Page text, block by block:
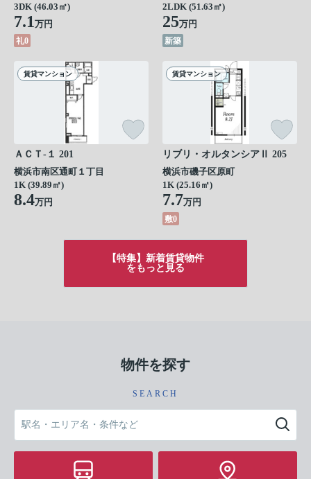
3DK (46.03㎡)
7.1万円
礼0
2LDK (51.63㎡)
25万円
新築
賃貸マンション
ＡＣＴ-１ 201
横浜市南区通町１丁目
1K (39.89㎡)
8.4万円
賃貸マンション
リブリ・オルタンシアⅡ 205
横浜市磯子区原町
1K (25.16㎡)
7.7万円
敷0
【特集】新着賃貸物件
をもっと見る
物件を探す
SEARCH